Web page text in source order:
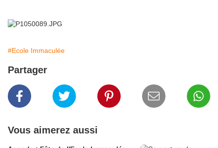
#Ecole Immaculée
Partager
Vous aimerez aussi